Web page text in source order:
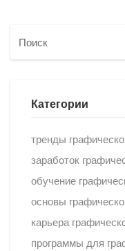
Категории
тренды
заработок
обучение
основы
карьера
программы для